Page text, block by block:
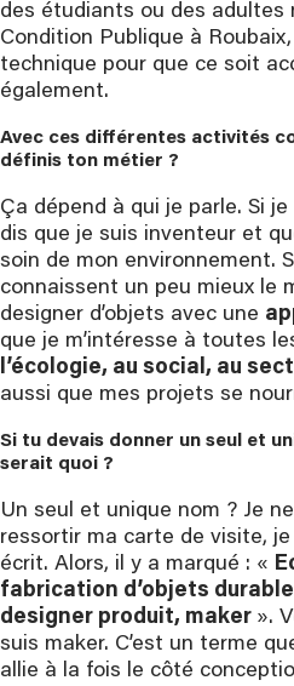
des étudiants ou des adultes
Condition Publique à Roubaix,
technique pour que ce soit
également.
Avec ces différentes activités
définis ton métier ?
Ça dépend à qui je parle. Si
dis que je suis inventeur et
soin de mon environnement.
connaissent un peu mieux le
designer d’objets avec une
que je m’intéresse à toutes
l’écologie, au social, au
aussi que mes projets se
Si tu devais donner un seul et
serait quoi ?
Un seul et unique nom ? Je
ressortir ma carte de visite, je
écrit. Alors, il y a marqué : «
fabrication d’objets
designer produit, maker ».
suis maker. C’est un terme
allie à la fois le côté